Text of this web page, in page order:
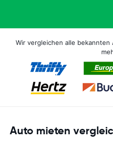
Wir vergleichen alle
Auto mieten